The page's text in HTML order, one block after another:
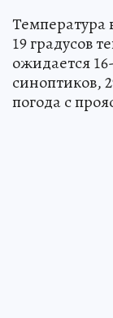
Температура
19 градусов
ожидается
синоптиков,
погода с